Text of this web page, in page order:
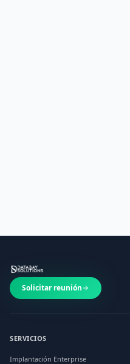
Solicitar reunión
SERVICIOS
Implantación Enterprise